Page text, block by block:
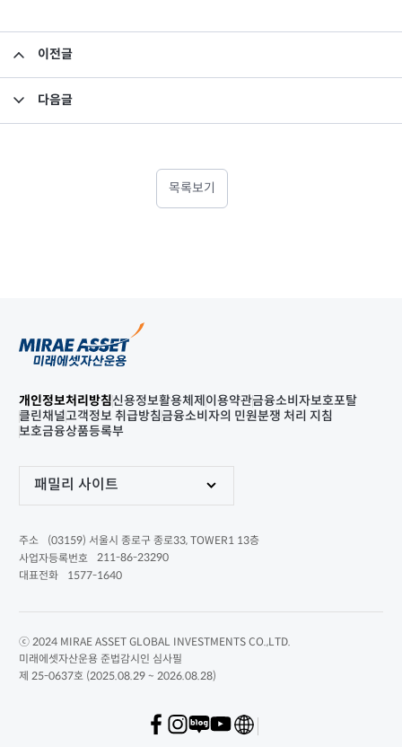
이전글
다음글
목록보기
개인정보처리방침신용정보활용체제 이용약관금융소비자보호포탈
클린채널고객정보 취급방침금융소비자의 민원분쟁 처리 지침
보호금융상품등록부
패밀리 사이트
주소
(03159) 서울시 종로구 종로33, TOWER1 13층
사업자등록번호
211-86-23290
대표전화
1577-1640
ⓒ 2024 MIRAE ASSET GLOBAL INVESTMENTS CO.,LTD.
미래에셋자산운용 준법감시인 심사필
제 25-0637호 (2025.08.29 ~ 2026.08.28)